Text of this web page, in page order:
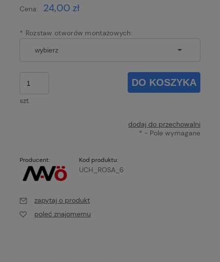
Cena: 24,00 zł
* Rozstaw otworów montażowych:
szt.
DO KOSZYKA
dodaj do przechowalni
* - Pole wymagane
Producent: Kod produktu:
UCH_ROSA_6
zapytaj o produkt
poleć znajomemu